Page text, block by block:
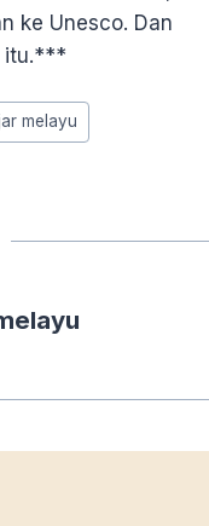
ke Unesco. Dan
itu.***
melayu